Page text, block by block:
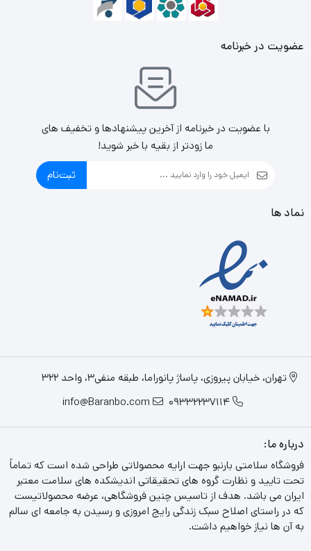
عضویت در خبرنامه
با عضویت در خبرنامه از آخرین پیشنهادها و تخفیف های
ما زودتر از بقیه با خبر شوید!
ثبت‌نام
نماد ها
تهران، خیابان پیروزی، پاساژ پانوراما، طبقه منفی3، واحد 322
09332237114
info@Baranbo.com
درباره ما:
فروشگاه سلامتی بارنبو جهت ارایه محصولاتی طراحی شده است که تماماً
تحت تایید و نظارت گروه های تحقیقاتی اندیشکده های سلامت معتبر
ایران می باشد. هدف از تاسیس چنین فروشگاهی، عرضه محصولاتیست
که در راستای اصلاح سبک زندگی رایج امروزی و رسیدن به جامعه ای سالم
به آن ها نیاز خواهیم داشت.